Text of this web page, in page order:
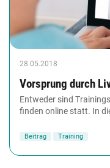
28.05.2018
Vorsprung durch
Entweder sind
finden online statt. In
Beitrag Training